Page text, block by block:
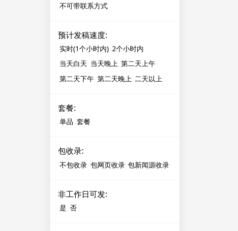
不可带联系方式
预计发稿速度:
实时(1个小时内) 2个小时内
当天白天 当天晚上 第二天上午
第二天下午 第二天晚上 二天以上
套餐:
单品 套餐
包收录:
不包收录 包网页收录 包新闻源收录
非工作日可发:
是 否